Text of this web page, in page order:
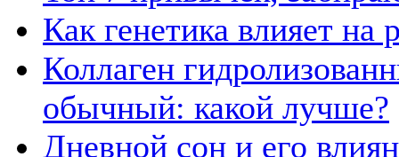
Как генетика влияет
Коллаген
обычный: какой лучше?
Дневной сон и его